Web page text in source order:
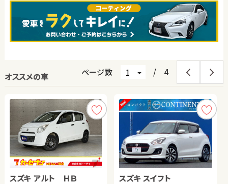
オススメの車 ページ数 / 4
スズキ アルト ＨＢ スズキ スイフト
トヨタ ヴォクシー トヨタ ルーミー
トヨタ ノア スズキ ジムニー
トヨタ プリウス
トヨタ ヴェルファイア ハ